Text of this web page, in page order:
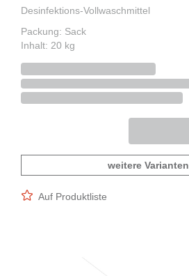
Desinfektions-Vollwaschmittel
Packung: Sack
Inhalt: 20 kg
weitere Varianten
Auf Produktliste